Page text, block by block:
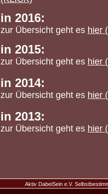
in 2016:
zur Übersicht geht es hier
in 2015:
zur Übersicht geht es hier
in 2014:
zur Übersicht geht es hier
in 2013:
zur Übersicht geht es hier
Aktiv DabeiSein e.V.